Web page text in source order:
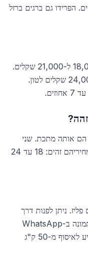
ההכנסה ב-20 עד 30 אחוזים. הפרידו גם ברגים ברזל
טון פליז 60/40 שווה ב-2026 בין 18,000 ל-21,000 שקלים.
לפליז ימי ואיכותי יותר: 22,000 עד 24,000 שקלים לטון.
הם אותה מתכת. שני
המונחים מציינים סגסוגת נחושת-אבץ ומחיריהם זהים: 18 עד 24
ניתן לפנות דרך
מרכז הברזל והפלדה הישראלי, לשלוח תמונה ב-WhatsApp
ולקבל הצעת מחיר תוך שעה. הקונה מגיע לאיסוף מ-50 ק"ג